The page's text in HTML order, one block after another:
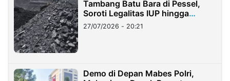
Tambang Batu Bara di Pessel,
Soroti Legalitas IUP hingga
Stockpile
27/07/2026 - 20:21
Demo di Depan Mabes Polri,